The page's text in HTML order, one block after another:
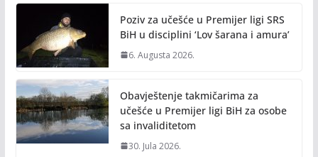
o
k
n
k
Poziv za učešće u Premijer ligi SRS
BiH u disciplini ‘Lov šarana i amura’
6. Augusta 2026.
Obavještenje takmičarima za
učešće u Premijer ligi BiH za osobe
sa invaliditetom
30. Jula 2026.